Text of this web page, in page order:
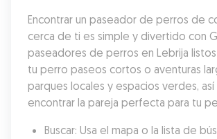
Encontrar un paseador de perros de
cerca de ti es simple y divertido con
paseadores de perros en Lebrija
tu perro paseos cortos o aventuras
parques locales y espacios verdes,
encontrar la pareja perfecta para tu
Buscar: Usa el mapa o la lista de